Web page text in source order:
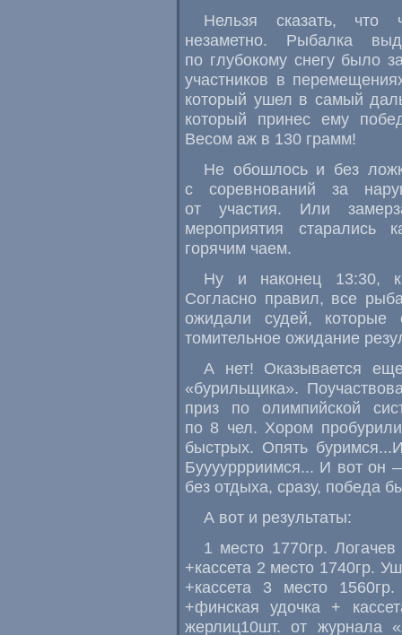
Нельзя сказать, что
незаметно. Рыбалка
по глубокому снегу было
участников в
который ушел в самый
который принес ему
Весом аж в 130 грамм!
Не обошлось и без
с соревнований за
от участия. Или
мероприятия старались
горячим чаем.
Ну и наконец 13:30,
Согласно правил, все
ожидали судей,
томительное ожидание
А нет! Оказывается
«бурильщика».
приз по олимпийской
по 8 чел. Хором
быстрых. Опять
Бууууррриимся... И вот он
без отдыха, сразу, победа
А вот и результаты:
1 место 1770гр.
+кассета 2 место 1740гр.
+кассета 3 место
+финская удочка +
жерлиц10шт. от журнала